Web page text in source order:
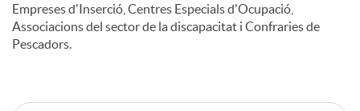
Empreses d'Inserció, Centres Especials d'Ocupació,
Associacions del sector de la discapacitat i Confraries de
Pescadors.